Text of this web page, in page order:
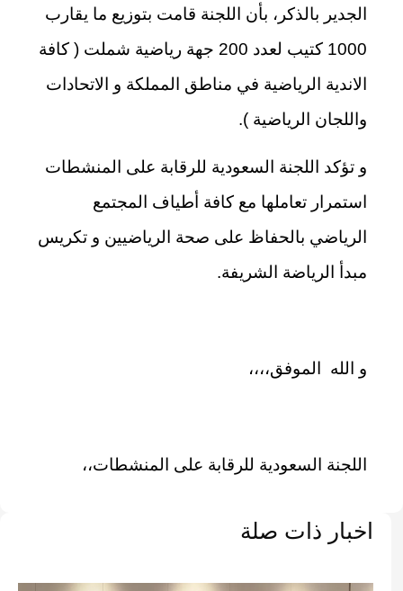
الجدير بالذكر، بأن اللجنة قامت بتوزيع ما يقارب
1000 كتيب لعدد 200 جهة رياضية شملت ( كافة
الاندية الرياضية في مناطق المملكة و الاتحادات
واللجان الرياضية ).
و تؤكد اللجنة السعودية للرقابة على المنشطات
استمرار تعاملها مع كافة أطياف المجتمع
الرياضي بالحفاظ على صحة الرياضيين و تكريس
مبدأ الرياضة الشريفة.
و الله الموفق،،،،
اللجنة السعودية للرقابة على المنشطات،،
اخبار ذات صلة